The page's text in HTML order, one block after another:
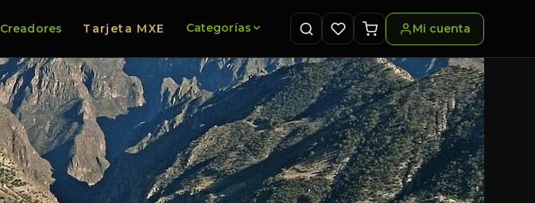
Creadores Tarjeta MXE Categorías Mi cuenta